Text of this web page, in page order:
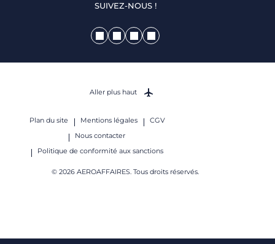
SUIVEZ-NOUS !
Plan du site Mentions légales
CGV
Nous contacter
Politique de conformité aux sanctions
© 2026 AEROAFFAIRES. Tous droits réservés.
Aller plus haut